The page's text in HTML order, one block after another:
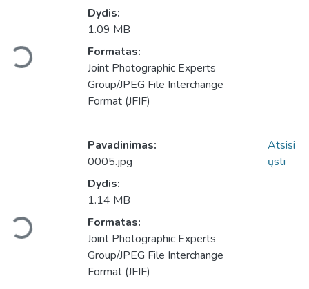
Įkeliama...
Dydis:
1.09 MB
Formatas:
Joint Photographic Experts
Group/JPEG File Interchange
Format (JFIF)
Įkeliama...
Pavadinimas:
0005.jpg
Dydis:
1.14 MB
Formatas:
Joint Photographic Experts
Group/JPEG File Interchange
Format (JFIF)
Atsisi
ųsti